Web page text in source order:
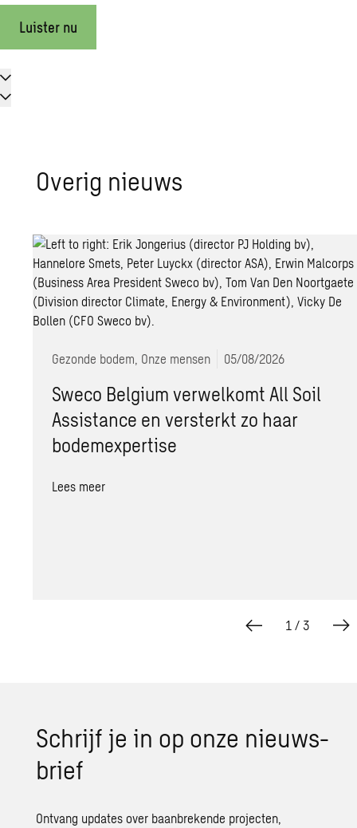
Luister nu
Ove­rig nieuws
Gezonde bodem, Onze mensen 05/08/2026
Sweco Belgium verwelkomt All Soil
Assistance en versterkt zo haar
bodemexpertise
Lees meer
1 / 3
Schrijf je in op onze nieuws­
brief
Ontvang updates over baanbrekende projecten,